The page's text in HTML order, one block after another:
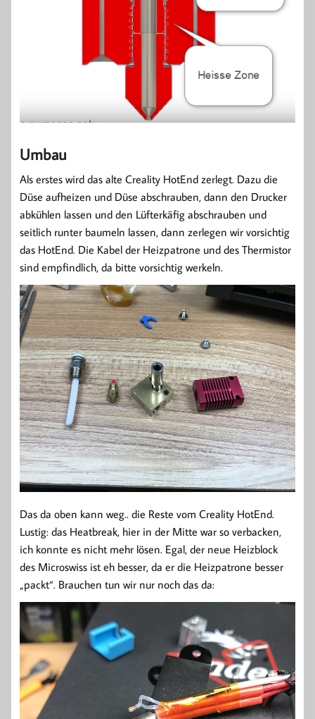
Umbau
Als erstes wird das alte Creality HotEnd zerlegt. Dazu die
Düse aufheizen und Düse abschrauben, dann den Drucker
abkühlen lassen und den Lüfterkäfig abschrauben und
seitlich runter baumeln lassen, dann zerlegen wir vorsichtig
das HotEnd. Die Kabel der Heizpatrone und des Thermistor
sind empfindlich, da bitte vorsichtig werkeln.
Das da oben kann weg.. die Reste vom Creality HotEnd.
Lustig: das Heatbreak, hier in der Mitte war so verbacken,
ich konnte es nicht mehr lösen. Egal, der neue Heizblock
des Microswiss ist eh besser, da er die Heizpatrone besser
„packt“. Brauchen tun wir nur noch das da: